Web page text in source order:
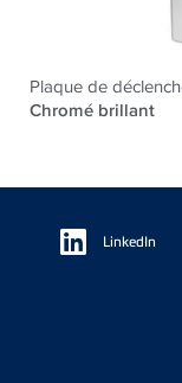
Plaque de
Chromé brillant
Floating
Sidebar LinkedIn